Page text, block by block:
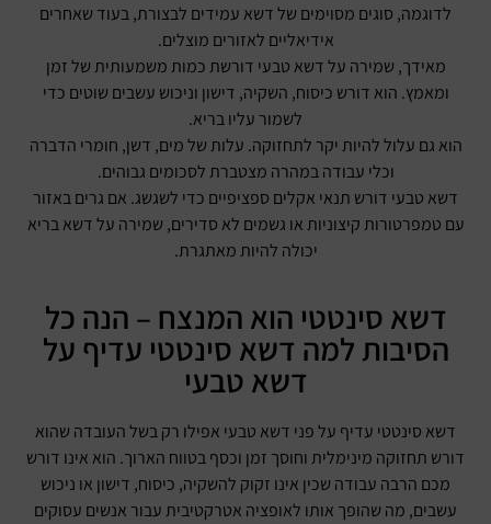
לדוגמה, סוגים מסוימים של דשא עמידים לבצורת, בעוד שאחרים
אידיאליים לאזורים מוצלים.
מאידך, שמירה על דשא טבעי דורשת כמות משמעותית של זמן
ומאמץ. הוא דורש כיסוח, השקיה, דישון וניכוש עשבים שוטים כדי
לשמור עליו בריא.
הוא גם עלול להיות יקר לתחזוקה. עלות של מים, דשן, חומרי הדברה
וכלי עבודה במהרה מצטברת לסכומים גבוהים.
דשא טבעי דורש תנאי אקלים ספציפיים כדי לשגשג. אם גרים באזור
עם טמפרטורות קיצוניות או גשמים לא סדירים, שמירה על דשא בריא
יכולה להיות מאתגרת.
דשא סינטטי הוא המנצח – הנה כל
הסיבות למה דשא סינטטי עדיף על
דשא טבעי
דשא סינטטי עדיף על פני דשא טבעי אפילו רק בשל העובדה שהוא
דורש תחזוקה מינימלית וחוסך זמן וכסף בטווח הארוך. הוא אינו דורש
מכם הרבה עבודה שכין אינו זקוק להשקיה, כיסוח, דישון או ניכוש
עשבים, מה שהופך אותו לאופציה אטרקטיבית עבור אנשים עסוקים